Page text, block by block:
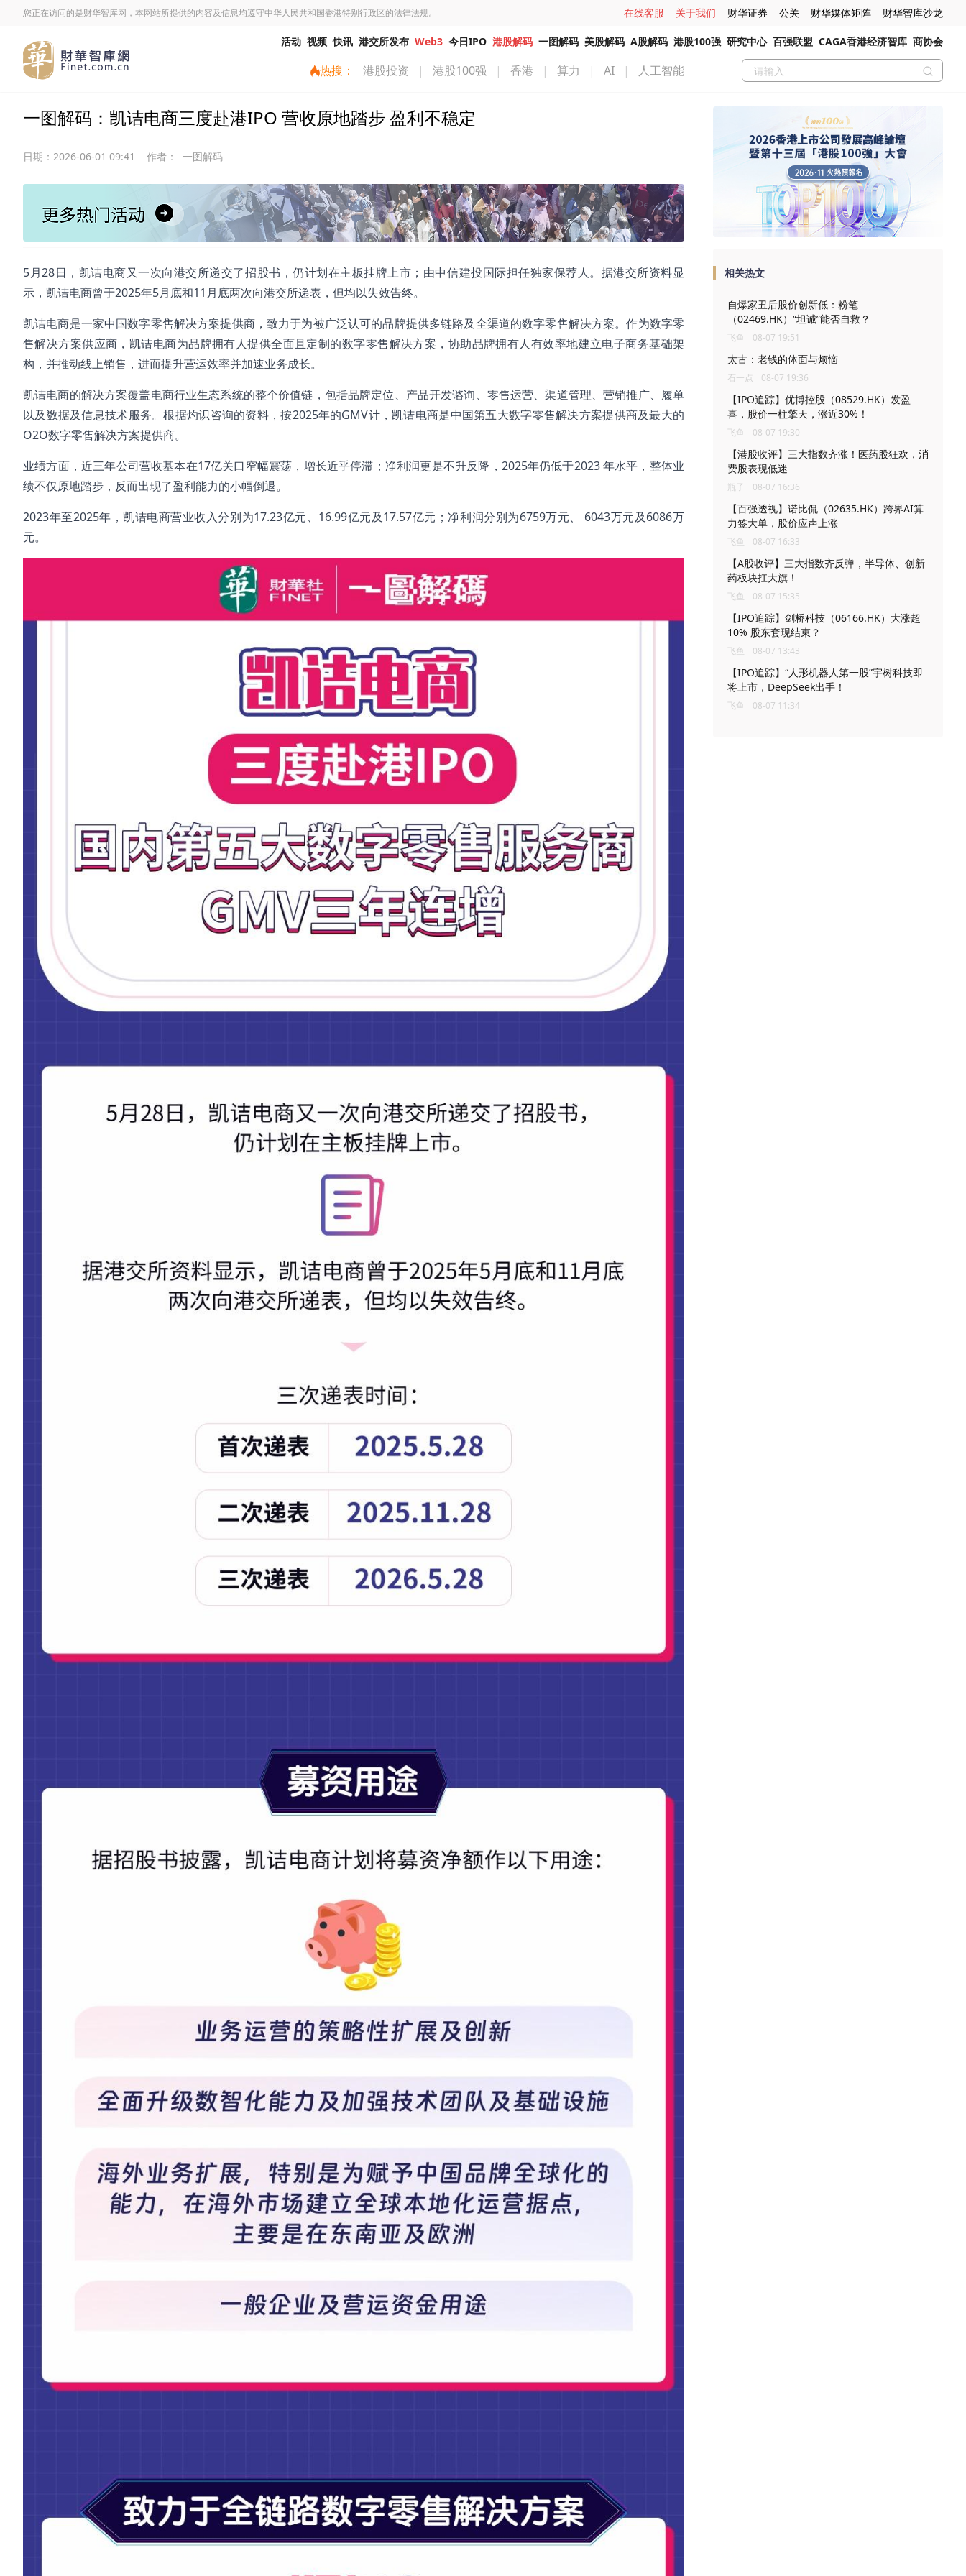
您正在访问的是财华智库网，本网站所提供的内容及信息均遵守中华人民共和国香港特别行政区的法律法规。 在线客服 关于我们 财华证券 公关 财华媒体矩阵 财华智库沙龙
活动 视频 快讯 港交所发布 Web3 今日IPO 港股解码 一图解码 美股解码 A股解码 港股100强 研究中心 百强联盟 CAGA香港经济智库 商协会
热搜： 港股投资 | 港股100强 | 香港 | 算力 | AI | 人工智能
一图解码：凯诘电商三度赴港IPO 营收原地踏步 盈利不稳定
日期： 2026-06-01 09:41 作者： 一图解码
5月28日，凯诘电商又一次向港交所递交了招股书，仍计划在主板挂牌上市；由中信建投国际担任独家保荐人。据港交所资料显
示，凯诘电商曾于2025年5月底和11月底两次向港交所递表，但均以失效告终。
凯诘电商是一家中国数字零售解决方案提供商，致力于为被广泛认可的品牌提供多链路及全渠道的数字零售解决方案。作为数字零
售解决方案供应商，凯诘电商为品牌拥有人提供全面且定制的数字零售解决方案，协助品牌拥有人有效率地建立电子商务基础架
构，并推动线上销售，进而提升营运效率并加速业务成长。
凯诘电商的解决方案覆盖电商行业生态系统的整个价值链，包括品牌定位、产品开发谘询、零售运营、渠道管理、营销推广、履单
以及数据及信息技术服务。根据灼识咨询的资料，按2025年的GMV计，凯诘电商是中国第五大数字零售解决方案提供商及最大的
O2O数字零售解决方案提供商。
业绩方面，近三年公司营收基本在17亿关口窄幅震荡，增长近乎停滞；净利润更是不升反降，2025年仍低于2023 年水平，整体业
绩不仅原地踏步，反而出现了盈利能力的小幅倒退。
2023年至2025年，凯诘电商营业收入分别为17.23亿元、16.99亿元及17.57亿元；净利润分别为6759万元、 6043万元及6086万
元。
相关热文
自爆家丑后股价创新低：粉笔
（02469.HK）“坦诚”能否自救？
飞鱼 08-07 19:51
太古：老钱的体面与烦恼
石一点 08-07 19:36
【IPO追踪】优博控股（08529.HK）发盈
喜，股价一柱擎天，涨近30%！
飞鱼 08-07 19:30
【港股收评】三大指数齐涨！医药股狂欢，消
费股表现低迷
瓶子 08-07 16:36
【百强透视】诺比侃（02635.HK）跨界AI算
力签大单，股价应声上涨
飞鱼 08-07 16:33
【A股收评】三大指数齐反弹，半导体、创新
药板块扛大旗！
飞鱼 08-07 15:35
【IPO追踪】剑桥科技（06166.HK）大涨超
10% 股东套现结束？
飞鱼 08-07 13:43
【IPO追踪】“人形机器人第一股”宇树科技即
将上市，DeepSeek出手！
飞鱼 08-07 11:34